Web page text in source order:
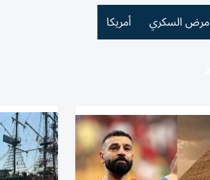
مرض السكري أمريكا